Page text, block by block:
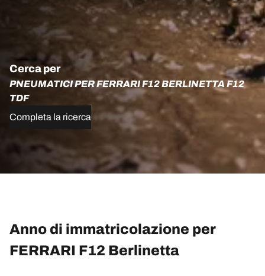
Cerca per
PNEUMATICI PER FERRARI F12 BERLINETTA F12
TDF
Completa la ricerca
Anno di immatricolazione per
FERRARI F12 Berlinetta